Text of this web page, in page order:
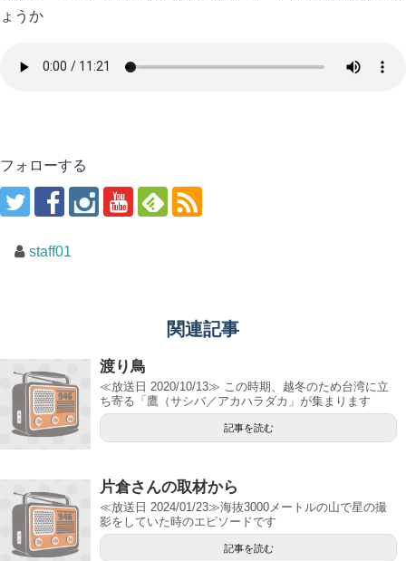
ょうか
フォローする
staff01
関連記事
渡り鳥
≪放送日 2020/10/13≫ この時期、越冬のため台湾に立
ち寄る「鷹（サシバ／アカハラダカ」が集まります
記事を読む
片倉さんの取材から
≪放送日 2024/01/23≫海抜3000メートルの山で星の撮
影をしていた時のエピソードです
記事を読む